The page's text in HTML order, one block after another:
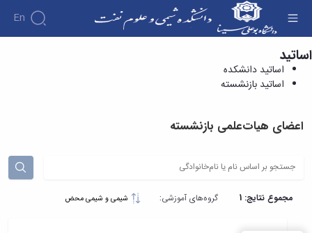
En
اساتید بازنشسته - دانشکده شیمی و علوم نفت
اساتید
اساتید دانشکده
اساتید بازنشسته
اعضای هیات‌علمی بازنشسته
مجموع نتایج: 1 گروه‌های آموزشی: